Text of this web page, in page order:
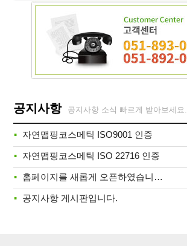
공지사항 공지사항 소식 빠르게 받아보세요.
· 자연맵핑코스메틱 ISO9001 인증
· 자연맵핑코스메틱 ISO 22716 인증
· 홈페이지를 새롭게 오픈하였습니다.
· 공지사항 게시판입니다.